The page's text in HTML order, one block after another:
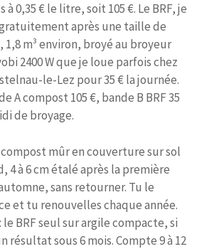
à 0,35 € le litre, soit 105 €. Le BRF, je
après une taille de
1,8 m³ environ, broyé au broyeur
2400 W que je loue parfois chez
le-Lez pour 35 € la journée.
A compost 105 €, bande B BRF 35
de broyage.
mûr en couverture sur sol
4 à 6 cm étalé après la première
sans retourner. Tu le
et tu renouvelles chaque année.
le BRF seul sur argile compacte, si
résultat sous 6 mois. Compte 9 à 12